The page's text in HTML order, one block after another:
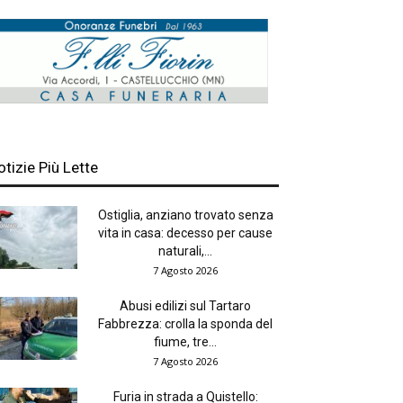
Più Lette
Ostiglia, anziano trovato senza
vita in casa: decesso per cause
naturali,...
7 Agosto 2026
Abusi edilizi sul Tartaro
Fabbrezza: crolla la sponda del
fiume, tre...
7 Agosto 2026
Furia in strada a Quistello: